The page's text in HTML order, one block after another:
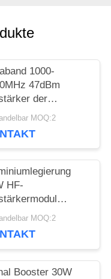
1000-
47dBm
der
System
MOQ:2
HF-
für
MOQ:2
Booster 30W